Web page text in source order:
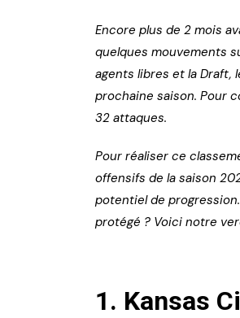
Encore plus de 2 mois
quelques mouvements
agents libres et la Draft,
prochaine saison. Pour
32 attaques.
Pour réaliser ce
offensifs de la saison
potentiel de
protégé ? Voici notre
1. Kansas